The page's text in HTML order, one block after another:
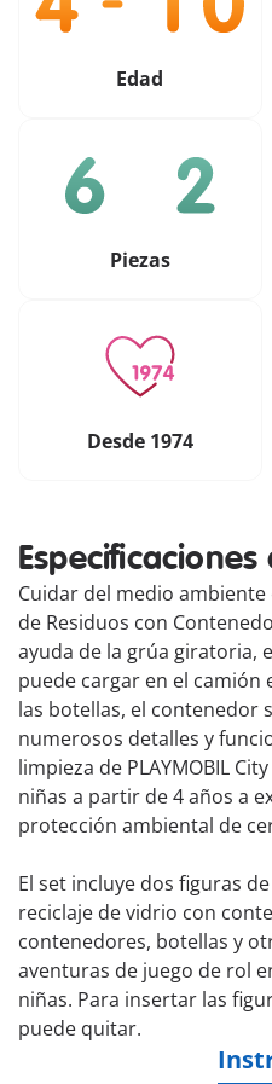
Edad
Piezas
Desde 1974
Cuidar del medio
de Residuos con
ayuda de la grúa giratoria,
puede cargar en el camión
las botellas, el contenedor
numerosos detalles y
limpieza de PLAYMOBIL
niñas a partir de 4 años a
protección ambiental de
El set incluye dos figuras
reciclaje de vidrio con
contenedores, botellas y
aventuras de juego de rol
niñas. Para insertar las
puede quitar.